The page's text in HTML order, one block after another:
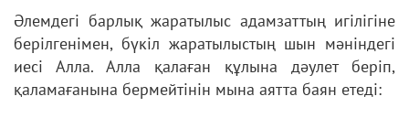
Әлемдегі барлық жаратылыс адамзаттың игілігіне
берілгенімен, бүкіл жаратылыстың шын мәніндегі
иесі Алла. Алла қалаған құлына дәулет беріп,
қаламағанына бермейтінін мына аятта баян етеді: